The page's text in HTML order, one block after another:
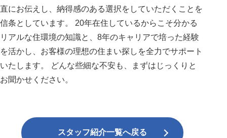
直にお伝えし、納得感のある選択をしていただくことを
信条としています。 20年在住しているからこそ分かる
リアルな住環境の知識と、8年のキャリアで培った経験
を活かし、お客様の理想の住まい探しを全力でサポート
いたします。 どんな些細な不安も、まずはじっくりと
お聞かせください。
スタッフ紹介一覧へ戻る